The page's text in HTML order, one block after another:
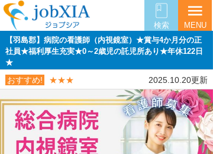
検索
menu
MENU
【羽島郡】病院の看護師（内視鏡室）★賞与4か月分の正
社員★福利厚生充実★0～2歳児の託児所あり★年休122日
★
おすすめ! ★★★ 2025.10.20更新